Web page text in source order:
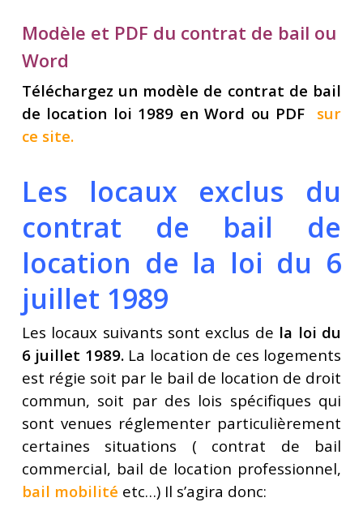
Modèle et PDF du contrat de bail ou
Word
Téléchargez un modèle de contrat de bail
de location loi 1989 en Word ou PDF sur
ce site.
Les locaux exclus du
contrat de bail de
location de la loi du 6
juillet 1989
Les locaux suivants sont exclus de la loi du
6 juillet 1989.La location de ces logements
est régie soit par le bail de location de droit
commun, soit par des lois spécifiques qui
sont venues réglementer particulièrement
certaines situations ( contrat de bail
commercial, bail de location professionnel,
bail mobilité etc…) Il s’agira donc: